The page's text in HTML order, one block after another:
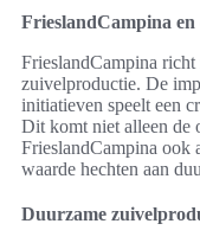
FrieslandCampina
FrieslandCampina
zuivelproductie. De
initiatieven speelt een
Dit komt niet alleen de
FrieslandCampina ook
waarde hechten aan
Duurzame